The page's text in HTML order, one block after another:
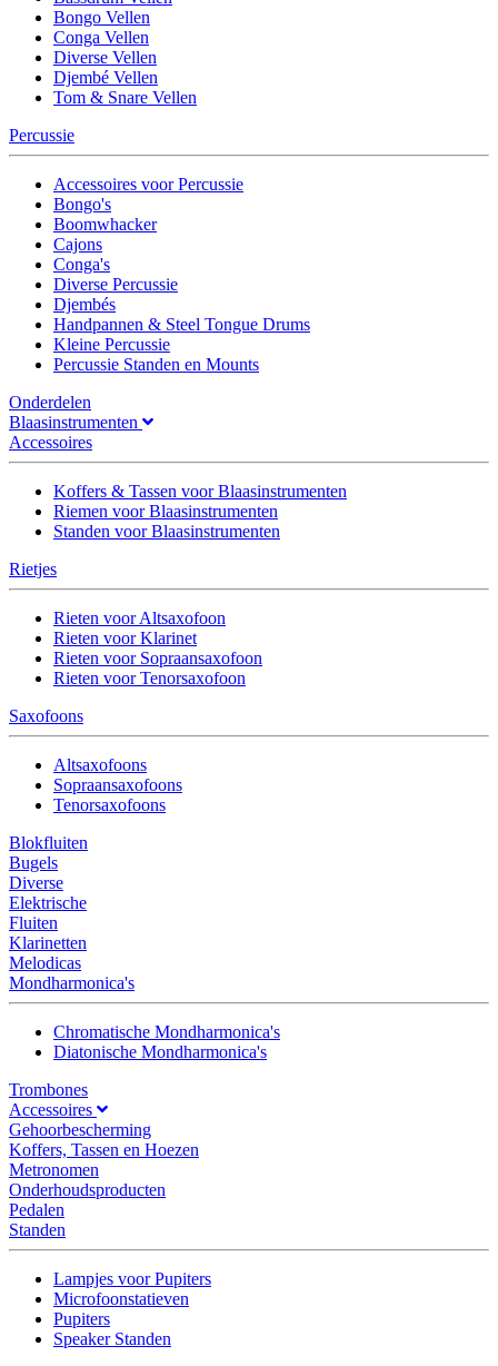
Bongo Vellen
Conga Vellen
Diverse Vellen
Djembé Vellen
Tom & Snare Vellen
Percussie
Accessoires voor Percussie
Bongo's
Boomwhacker
Cajons
Conga's
Diverse Percussie
Djembés
Handpannen & Steel Tongue Drums
Kleine Percussie
Percussie Standen en Mounts
Onderdelen
Blaasinstrumenten
Accessoires
Koffers & Tassen voor Blaasinstrumenten
Riemen voor Blaasinstrumenten
Standen voor Blaasinstrumenten
Rietjes
Rieten voor Altsaxofoon
Rieten voor Klarinet
Rieten voor Sopraansaxofoon
Rieten voor Tenorsaxofoon
Saxofoons
Altsaxofoons
Sopraansaxofoons
Tenorsaxofoons
Blokfluiten
Bugels
Diverse
Elektrische
Fluiten
Klarinetten
Melodicas
Mondharmonica's
Chromatische Mondharmonica's
Diatonische Mondharmonica's
Trombones
Accessoires
Gehoorbescherming
Koffers, Tassen en Hoezen
Metronomen
Onderhoudsproducten
Pedalen
Standen
Lampjes voor Pupiters
Microfoonstatieven
Pupiters
Speaker Standen